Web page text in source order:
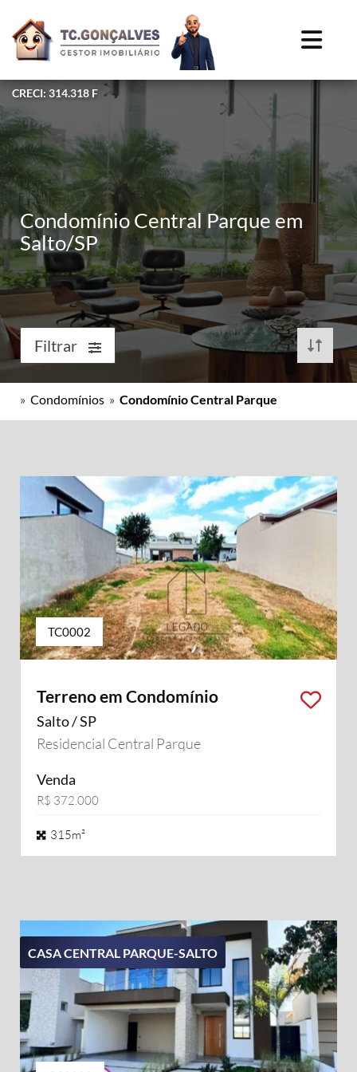
CRECI: 314.318 F
Condomínio Central Parque em
Salto/SP
Filtrar
» Condomínios » Condomínio Central Parque
TC0002
Terreno em Condomínio
Salto / SP
Residencial Central Parque
Venda
R$ 372.000
315m²
CASA CENTRAL PARQUE-SALTO